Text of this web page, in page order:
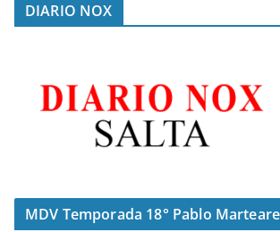
DIARIO NOX
MDV Temporada 18° Pablo